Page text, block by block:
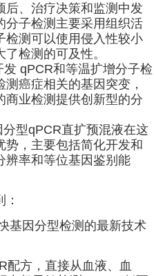
后、治疗决策和监测中发
分子检测主要采用组织活
检测可以使用侵入性较小
检测的可及性。
qPCR和等温扩增分子检
癌症相关的基因突变，
商业检测提供创新型的分
型qPCR直扩预混液在这
势，主要包括简化开发和
辨率和等位基因鉴别能
基因分型检测的最新技术
配方，直接从血液、血